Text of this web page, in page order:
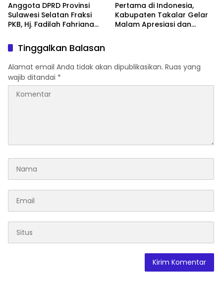
Anggota DPRD Provinsi
Sulawesi Selatan Fraksi
PKB, Hj. Fadilah Fahriana
Takalar Menyalakan
Lentera Pengabdian
Melalui Malam Apresiasi
dan Inovasi Award 2026
Pertama di Indonesia,
Kabupaten Takalar Gelar
Malam Apresiasi dan
Berprestasi
Tinggalkan Balasan
Alamat email Anda tidak akan dipublikasikan. Ruas yang
wajib ditandai *